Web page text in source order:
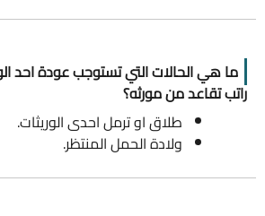
ما هي الحالات التي تستوجب عودة احد
راتب تقاعد من مورثه؟
طلاق او ترمل احدى الوريثات.
ولادة الحمل المنتظر.